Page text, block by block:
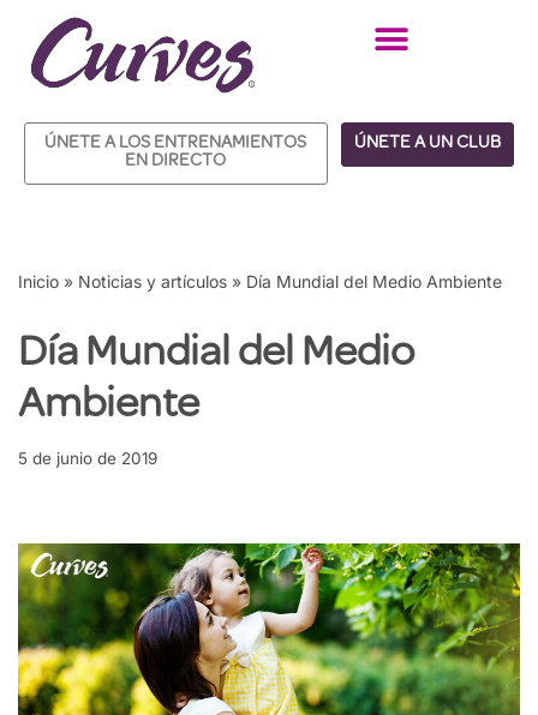
Saltar
contenido
ÚNETE A LOS ENTRENAMIENTOS
EN DIRECTO
ÚNETE A UN CLUB
Inicio » Noticias y artículos » Día Mundial del Medio Ambiente
Día Mundial del Medio
Ambiente
5 de junio de 2019